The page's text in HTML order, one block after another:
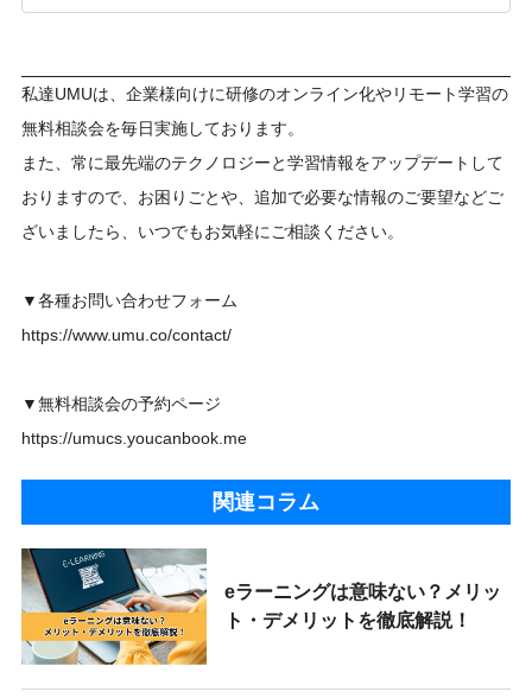
私達UMUは、企業様向けに研修のオンライン化やリモート学習の
無料相談会を毎日実施しております。
また、常に最先端のテクノロジーと学習情報をアップデートして
おりますので、お困りごとや、追加で必要な情報のご要望などご
ざいましたら、いつでもお気軽にご相談ください。
▼各種お問い合わせフォーム
https://www.umu.co/contact/
▼無料相談会の予約ページ
https://umucs.youcanbook.me
関連コラム
eラーニングは意味ない？メリッ
ト・デメリットを徹底解説！